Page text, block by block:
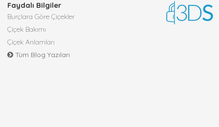
Faydalı Bilgiler
Burçlara Göre Çiçekler
Çiçek Bakımı
Çiçek Anlamları
Tüm Blog Yazıları